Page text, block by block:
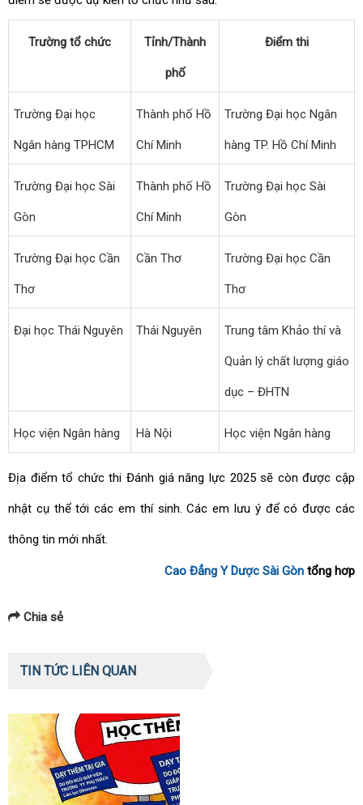
Trường tổ chức Tỉnh/Thành
phố
Điểm thi
Trường Đại học
Ngân hàng TPHCM
Thành phố Hồ
Chí Minh
Trường Đại học Ngân
hàng TP. Hồ Chí Minh
Trường Đại học Sài
Gòn
Thành phố Hồ
Chí Minh
Trường Đại học Sài
Gòn
Trường Đại học Cần
Thơ
Cần Thơ Trường Đại học Cần
Thơ
Đại học Thái Nguyên Thái Nguyên Trung tâm Khảo thí và
Quản lý chất lượng giáo
dục – ĐHTN
Học viện Ngân hàng Hà Nội Học viện Ngân hàng
Địa điểm tổ chức thi Đánh giá năng lực 2025 sẽ còn được cập
nhật cụ thể tới các em thí sinh. Các em lưu ý để có được các
thông tin mới nhất.
Cao Đẳng Y Dược Sài Gòn tổng hơp
Chia sẻ
TIN TỨC LIÊN QUAN